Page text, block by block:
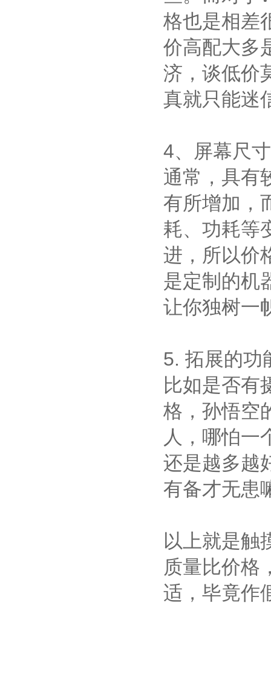
格也是相差
价高配大多
济，谈低价
真就只能迷
4、屏幕尺
通常，具有
有所增加，
耗、功耗等
进，所以价
是定制的机
让你独树一
5. 拓展的功
比如是否有
格，孙悟空
人，哪怕一
还是越多越
有备才无患
以上就是触
质量比价格
适，毕竟作